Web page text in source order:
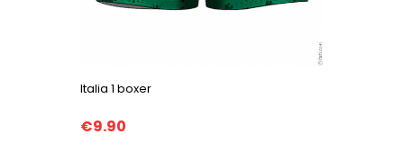
Italia 1 boxer
€9.90